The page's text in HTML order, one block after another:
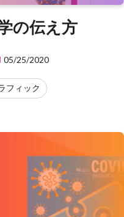
の伝え方
05/25/2020
フィック